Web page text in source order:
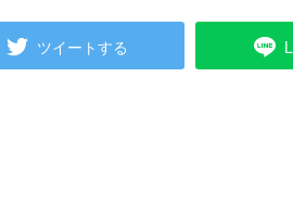
ツイートする